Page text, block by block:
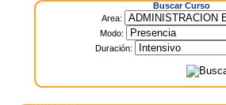
Buscar Curso
Area:
Modo:
Duración: